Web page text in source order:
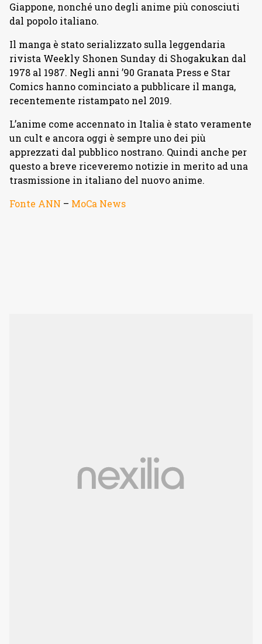
Giappone, nonché uno degli anime più conosciuti
dal popolo italiano.
Il manga è stato serializzato sulla leggendaria
rivista Weekly Shonen Sunday di Shogakukan dal
1978 al 1987. Negli anni ’90 Granata Press e Star
Comics hanno cominciato a pubblicare il manga,
recentemente ristampato nel 2019.
L’anime come accennato in Italia è stato veramente
un cult e ancora oggi è sempre uno dei più
apprezzati dal pubblico nostrano. Quindi anche per
questo a breve riceveremo notizie in merito ad una
trasmissione in italiano del nuovo anime.
Fonte ANN – MoCa News